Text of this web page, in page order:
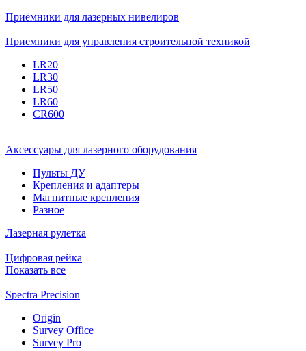
Приёмники для лазерных нивелиров
Приемники для управления строительной техникой
LR20
LR30
LR50
LR60
CR600
Аксессуары для лазерного оборудования
Пульты ДУ
Крепления и адаптеры
Магнитные крепления
Разное
Лазерная рулетка
Цифровая рейка
Показать все
Spectra Precision
Origin
Survey Office
Survey Pro